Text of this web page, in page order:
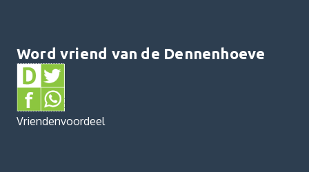
Word vriend van de Dennenhoeve
Vriendenvoordeel